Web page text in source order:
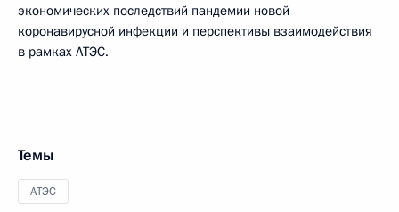
экономических последствий пандемии новой
коронавирусной инфекции и перспективы взаимодействия
в рамках АТЭС.
Темы
АТЭС